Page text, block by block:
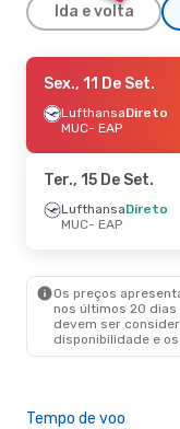
Ida e volta
Sáb., 19 De Set.
LufthansaDireto
MUC- EAP
EAP- MUC
Sex., 4 De Set.-
Sex., 11 De Set.
LufthansaDireto
MUC- EAP
Ter., 15 De Set.
LufthansaDireto
MUC- EAP
Os preços
nos últimos 20
devem ser
disponibilidade e
Tempo de voo